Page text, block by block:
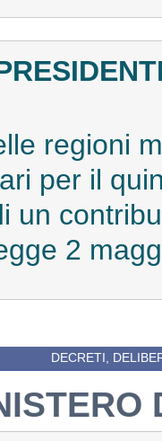
regioni
per il
un
2
DECRETI,